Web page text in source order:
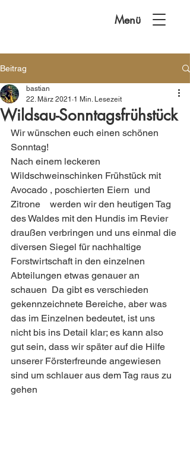
Menü
Beitrag
Wildsau-Sonntagsfrühstück
bastian
22. März 2021 1 Min. Lesezeit
Wir wünschen euch einen schönen
Sonntag!
Nach einem leckeren
Wildschweinschinken Frühstück mit
Avocado , poschierten Eiern  und
Zitrone    werden wir den heutigen Tag
des Waldes mit den Hundis im Revier
draußen verbringen und uns einmal die
diversen Siegel für nachhaltige
Forstwirtschaft in den einzelnen
Abteilungen etwas genauer an
schauen  Da gibt es verschieden
gekennzeichnete Bereiche, aber was
das im Einzelnen bedeutet, ist uns
nicht bis ins Detail klar; es kann also
gut sein, dass wir später auf die Hilfe
unserer Försterfreunde angewiesen
sind um schlauer aus dem Tag raus zu
gehen